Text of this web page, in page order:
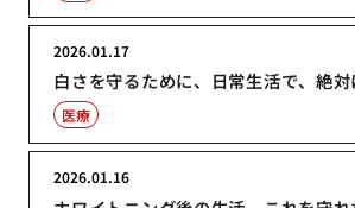
白さを守るために、日常生活で、絶
2026.01.17
医療
2026.01.16